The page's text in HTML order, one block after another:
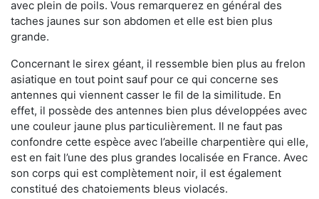
avec plein de poils. Vous remarquerez en général des
taches jaunes sur son abdomen et elle est bien plus
grande.
Concernant le sirex géant, il ressemble bien plus au frelon
asiatique en tout point sauf pour ce qui concerne ses
antennes qui viennent casser le fil de la similitude. En
effet, il possède des antennes bien plus développées avec
une couleur jaune plus particulièrement. Il ne faut pas
confondre cette espèce avec l’abeille charpentière qui elle,
est en fait l’une des plus grandes localisée en France. Avec
son corps qui est complètement noir, il est également
constitué des chatoiements bleus violacés.